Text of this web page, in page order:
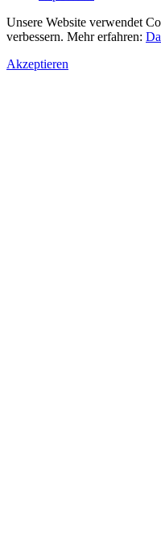
Unsere Website verwendet
verbessern. Mehr erfahren:
Akzeptieren